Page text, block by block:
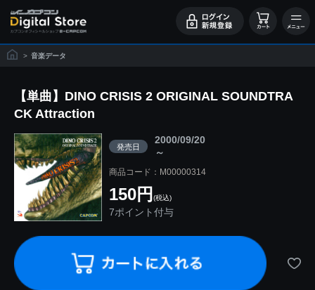
> 音楽データ
【単曲】DINO CRISIS 2 ORIGINAL SOUNDTRA
CK Attraction
発売日
2000/09/20
～
商品コード：M00000314
150円 (税込)
7ポイント付与